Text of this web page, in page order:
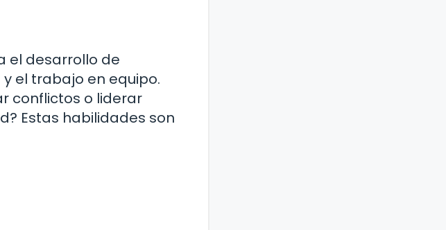
el desarrollo de
el trabajo en equipo.
conflictos o liderar
Estas habilidades son